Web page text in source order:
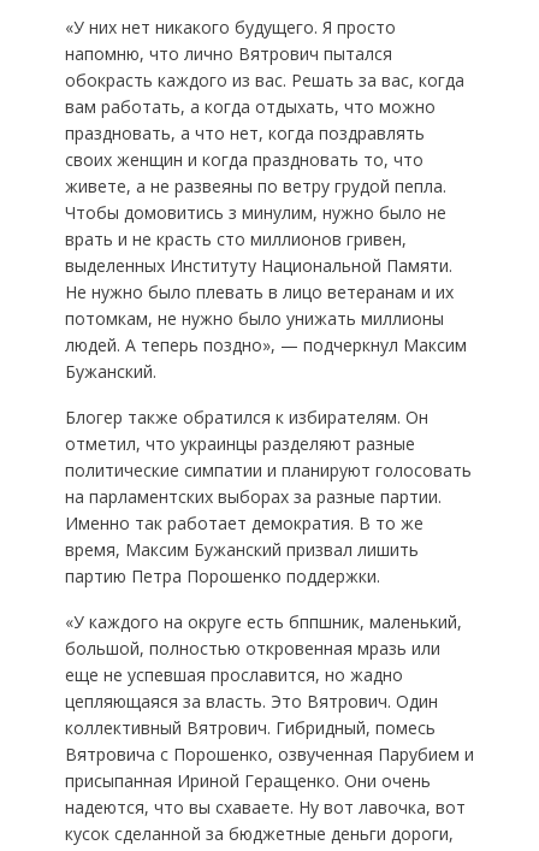
«У них нет никакого будущего. Я просто
напомню, что лично Вятрович пытался
обокрасть каждого из вас. Решать за вас, когда
вам работать, а когда отдыхать, что можно
праздновать, а что нет, когда поздравлять
своих женщин и когда праздновать то, что
живете, а не развеяны по ветру грудой пепла.
Чтобы домовитись з минулим, нужно было не
врать и не красть сто миллионов гривен,
выделенных Институту Национальной Памяти.
Не нужно было плевать в лицо ветеранам и их
потомкам, не нужно было унижать миллионы
людей. А теперь поздно», — подчеркнул Максим
Бужанский.
Блогер также обратился к избирателям. Он
отметил, что украинцы разделяют разные
политические симпатии и планируют голосовать
на парламентских выборах за разные партии.
Именно так работает демократия. В то же
время, Максим Бужанский призвал лишить
партию Петра Порошенко поддержки.
«У каждого на округе есть бппшник, маленький,
большой, полностью откровенная мразь или
еще не успевшая прославится, но жадно
цепляющаяся за власть. Это Вятрович. Один
коллективный Вятрович. Гибридный, помесь
Вятровича с Порошенко, озвученная Парубием и
присыпанная Ириной Геращенко. Они очень
надеются, что вы схаваете. Ну вот лавочка, вот
кусок сделанной за бюджетные деньги дороги,